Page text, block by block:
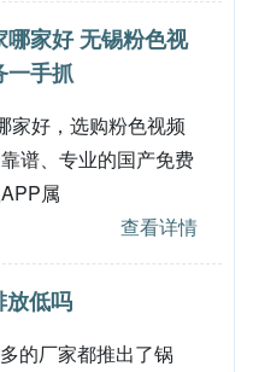
家好 无锡粉色视
一手抓
好，选购粉色视频
、专业的国产免费
属
查看详情
放低吗
多的厂家都推出了锅